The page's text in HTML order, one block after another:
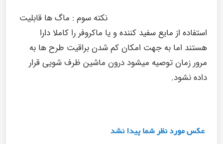
نکته سوم : ماگ ها قابلیت
استفاده از مایع سفید کننده و یا ماکروفر را کاملا دارا
هستند اما به جهت امکان کم شدن براقیت طرح ها به
مرور زمان توصیه میشود درون ماشین ظرف شویی قرار
داده نشود.